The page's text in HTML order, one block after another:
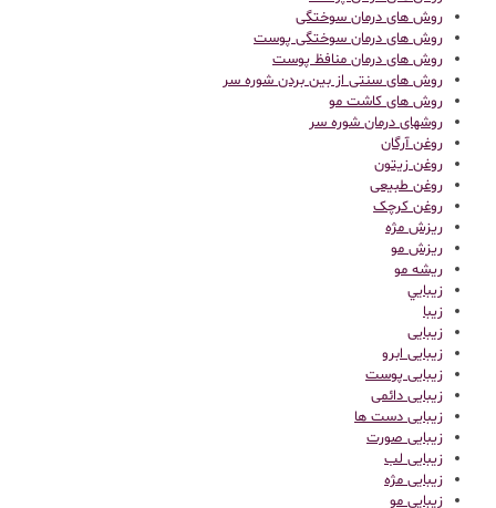
روش های درمان سوختگی
روش های درمان سوختگی پوست
روش های درمان منافظ پوست
روش های سنتی از بین بردن شوره سر
روش های کاشت مو
روشهای درمان شوره سر
روغن آرگان
روغن زیتون
روغن طبیعی
روغن کرچک
ریزش مژه
ریزش مو
ریشه مو
زيبايي
زیبا
زیبایی
زیبایی ابرو
زیبایی پوست
زیبایی دائمی
زیبایی دست ها
زیبایی صورت
زیبایی لب
زیبایی مژه
زیبایی مو